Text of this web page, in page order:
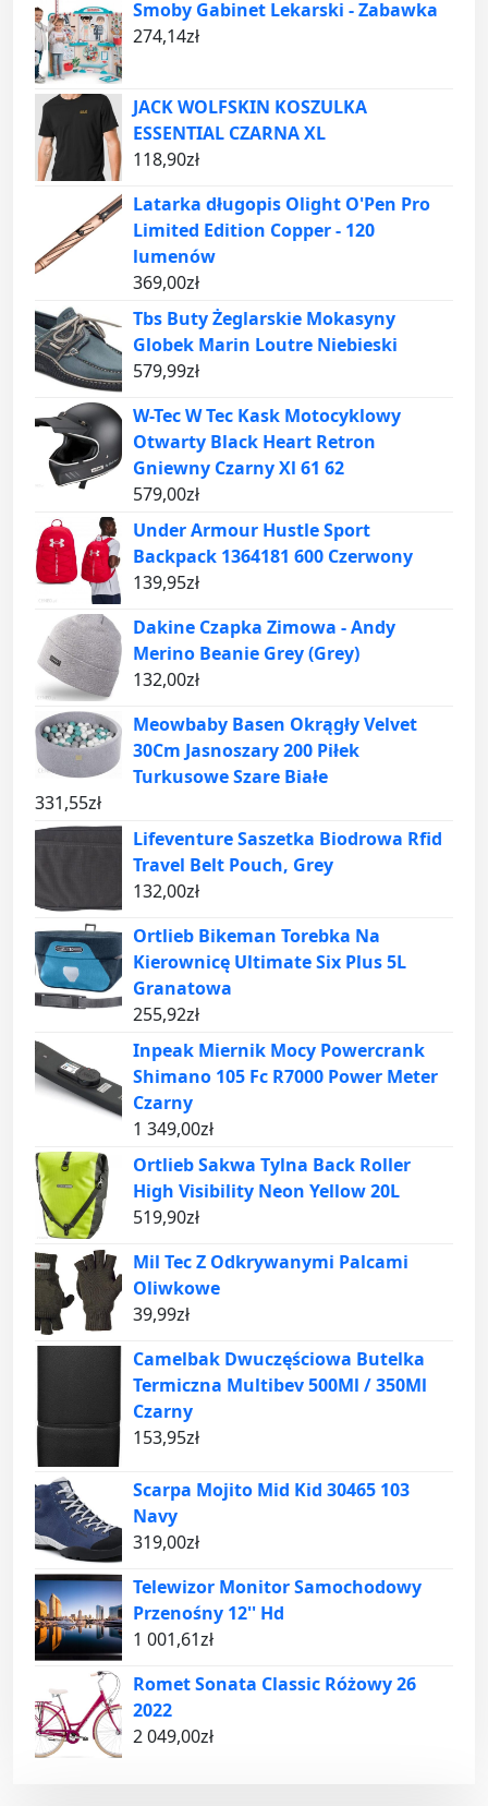
Smoby Gabinet Lekarski - Zabawka
274,14zł
JACK WOLFSKIN KOSZULKA
ESSENTIAL CZARNA XL
118,90zł
Latarka długopis Olight O'Pen Pro
Limited Edition Copper - 120
lumenów
369,00zł
Tbs Buty Żeglarskie Mokasyny
Globek Marin Loutre Niebieski
579,99zł
W-Tec W Tec Kask Motocyklowy
Otwarty Black Heart Retron
Gniewny Czarny Xl 61 62
579,00zł
Under Armour Hustle Sport
Backpack 1364181 600 Czerwony
139,95zł
Dakine Czapka Zimowa - Andy
Merino Beanie Grey (Grey)
132,00zł
Meowbaby Basen Okrągły Velvet
30Cm Jasnoszary 200 Piłek
Turkusowe Szare Białe
331,55zł
Lifeventure Saszetka Biodrowa Rfid
Travel Belt Pouch, Grey
132,00zł
Ortlieb Bikeman Torebka Na
Kierownicę Ultimate Six Plus 5L
Granatowa
255,92zł
Inpeak Miernik Mocy Powercrank
Shimano 105 Fc R7000 Power Meter
Czarny
1 349,00zł
Ortlieb Sakwa Tylna Back Roller
High Visibility Neon Yellow 20L
519,90zł
Mil Tec Z Odkrywanymi Palcami
Oliwkowe
39,99zł
Camelbak Dwuczęściowa Butelka
Termiczna Multibev 500Ml / 350Ml
Czarny
153,95zł
Scarpa Mojito Mid Kid 30465 103
Navy
319,00zł
Telewizor Monitor Samochodowy
Przenośny 12'' Hd
1 001,61zł
Romet Sonata Classic Różowy 26
2022
2 049,00zł